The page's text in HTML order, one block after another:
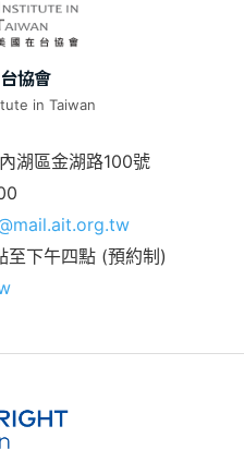
協會
in Taiwan
湖區金湖路100號
至下午四點 (預約制)